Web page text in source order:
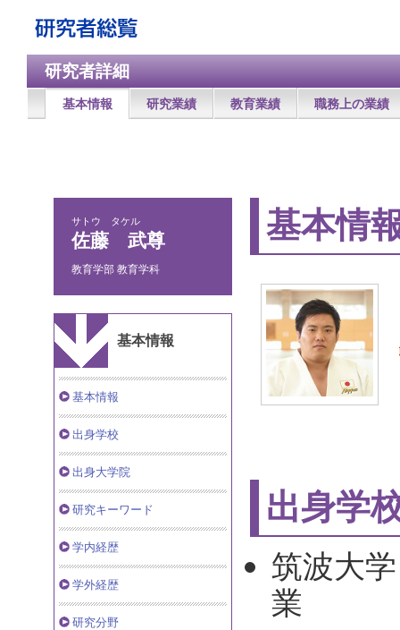
研究者詳細
基本情報 研究業績 教育業績 職務上の業績
サトウ タケル
佐藤 武尊
教育学部 教育学科
基本情報
基本情報
出身学校
出身大学院
研究キーワード
学内経歴
学外経歴
研究分野
基本情
出身学
筑波大
業